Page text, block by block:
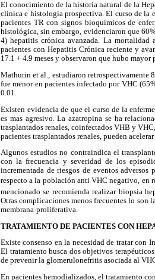
El conocimiento de la historia natural de la
clínica e histología prospectiva. El curso de la
pacientes TR con signos bioquímicos de
histológica, sin embargo, evidenciaron que
4) hepatitis crónica avanzada. La
pacientes con Hepatitis Crónica reciente y
17.1 + 4.9 meses y observaron que hubo
Mathurin et al., estudiaron retrospectivamente
fue menor en pacientes infectado por VHC
0.01.
Existen evidencia de que el curso de la
es mas agresivo. La azatropina se ha
trasplantados renales, coinfectados VHB y
pacientes trasplantados renales, pueden
Algunos estudios no contraindica el
con la frecuencia y severidad de los
incrementada de riesgos de eventos
respecto a la población anti VHC negativo, en
mencionado se recomienda realizar biopsia
Otras complicaciones menos frecuentes lo
membrana-proliferativa.
TRATAMIENTO DE PACIENTES CON
Existe consenso en la necesidad de tratar con
El tratamiento busca dos objetivos
de prevenir la glomerulonefritis asociada al
En pacientes hemodializados, el tratamiento